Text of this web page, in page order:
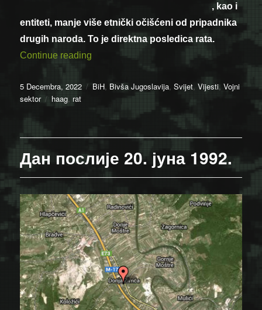
, kao i
entiteti, manje više etnički očišćeni od pripadnika
drugih naroda. To je direktna posledica rata.
Continue reading
Posted
on
5 Decembra, 2022 Categories
BiH, Bivša Jugoslavija,Svijet,Vijesti,Vojni
sektor
Tags
haag,rat
Дан послије 20. јуна 1992.